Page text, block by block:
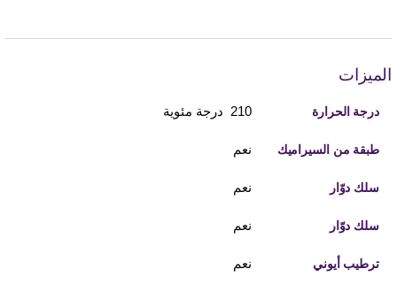
الميزات
درجة الحرارة 210 درجة مئوية
طبقة من السيراميك نعم
سلك دوّار نعم
سلك دوّار نعم
ترطيب أيوني نعم